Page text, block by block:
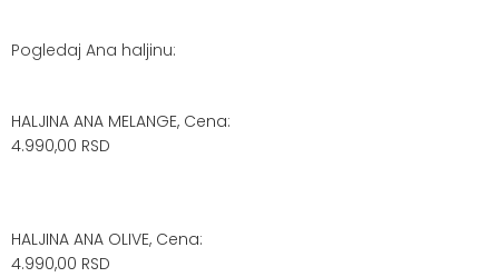
Pogledaj Ana haljinu:
HALJINA ANA MELANGE, Cena:
4.990,00 RSD
HALJINA ANA OLIVE, Cena:
4.990,00 RSD